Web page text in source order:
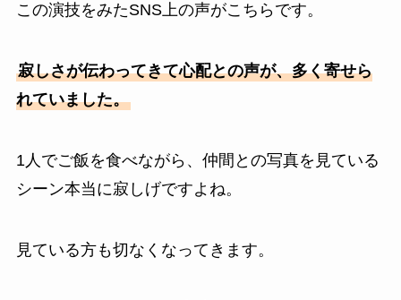
この演技をみたSNS上の声がこちらです。
寂しさが伝わってきて心配との声が、多く寄せら
れていました。
1人でご飯を食べながら、仲間との写真を見ている
シーン本当に寂しげですよね。
見ている方も切なくなってきます。